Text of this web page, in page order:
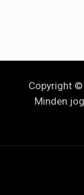
Copyright ©
Minden